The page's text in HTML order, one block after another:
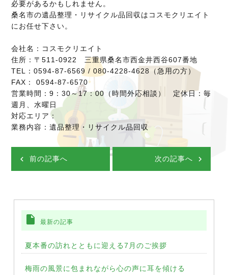
必要があるかもしれません。
桑名市の遺品整理・リサイクル品回収はコスモクリエイト
にお任せ下さい。
会社名：コスモクリエイト
住所：〒511-0922 三重県桑名市西金井西谷607番地
TEL：0594-87-6569 / 080-4228-4628（急用の方）
FAX： 0594-87-6570
営業時間：9：30～17：00（時間外応相談） 定休日：毎
週月、水曜日
対応エリア：
業務内容：遺品整理・リサイクル品回収
前の記事へ 次の記事へ
insert_drive_file 最新の記事
夏本番の訪れとともに迎える7月のご挨拶
梅雨の風景に包まれながら心の声に耳を傾ける